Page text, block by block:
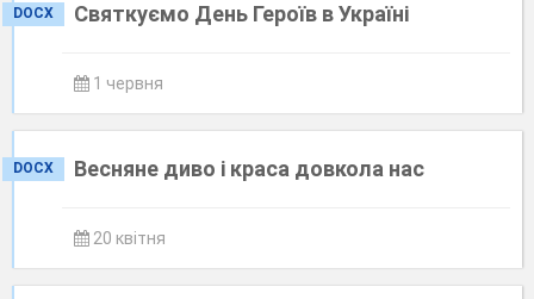
DOCX Святкуємо День Героїв в Україні
1 червня
DOCX Весняне диво і краса довкола нас
20 квітня